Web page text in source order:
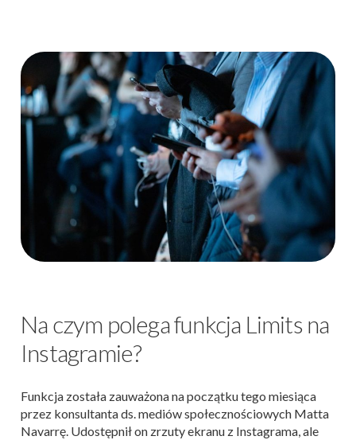
Na czym polega funkcja Limits na
Instagramie?
Funkcja została zauważona na początku tego miesiąca
przez konsultanta ds. mediów społecznościowych Matta
Navarrę. Udostępnił on zrzuty ekranu z Instagrama, ale